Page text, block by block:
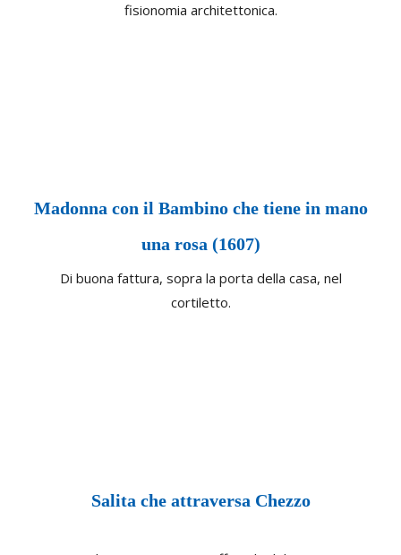
fisionomia architettonica.
Madonna con il Bambino che tiene in mano
una rosa (1607)
Di buona fattura, sopra la porta della casa, nel
cortiletto.
Salita che attraversa Chezzo